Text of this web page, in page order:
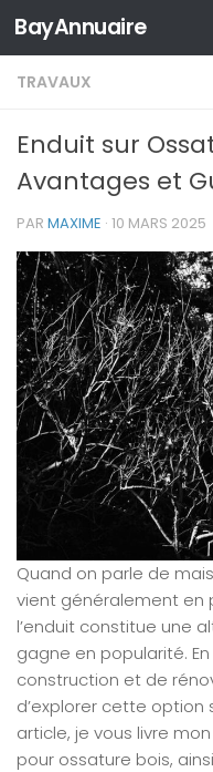
Skip to content
BayAnnuaire
TRAVAUX
Enduit sur
Avantages et
PAR MAXIME · 10 MARS 2025
Quand on parle de
vient généralement en
l’enduit constitue une
gagne en popularité.
construction et de
d’explorer cette option
article, je vous livre
pour ossature bois,